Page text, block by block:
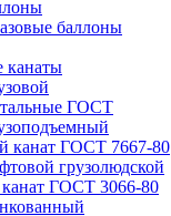
баллоны
канаты
ГОСТ
канат ГОСТ 7667-80
грузолюдской
ГОСТ 3066-80